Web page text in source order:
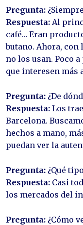
Pregunta:
Respuesta: Al
café… Eran
butano. Ahora, con
no los usan. Poco
que interesen más
Pregunta: ¿De
Respuesta: Los
Barcelona.
hechos a mano,
puedan ver la
Pregunta: ¿Qué
Respuesta: Casi
los mercados del
Pregunta: ¿Cómo